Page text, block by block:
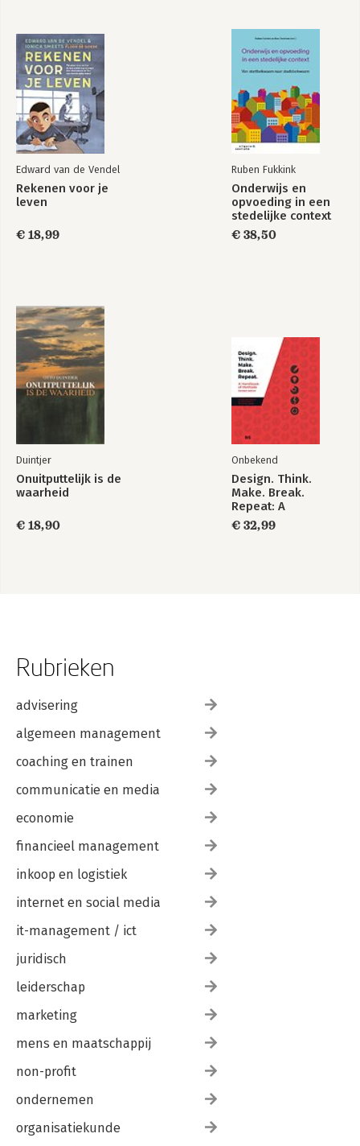
Professionele
gespreksvoering,
3e editie met MyLab
NL toegangscode
Bekijk alle boeken
Edward van de Vendel
Rekenen voor je
leven
€ 18,99
Ruben Fukkink
Onderwijs en
opvoeding in een
stedelijke context
€ 38,50
Duintjer
Onuitputtelijk is de
waarheid
€ 18,90
Onbekend
Design. Think.
Make. Break.
Repeat: A
Handbook of
Methods (R
€ 32,99
Rubrieken
advisering
algemeen management
coaching en trainen
communicatie en media
economie
financieel management
inkoop en logistiek
internet en social media
it-management / ict
juridisch
leiderschap
marketing
mens en maatschappij
non-profit
ondernemen
organisatiekunde